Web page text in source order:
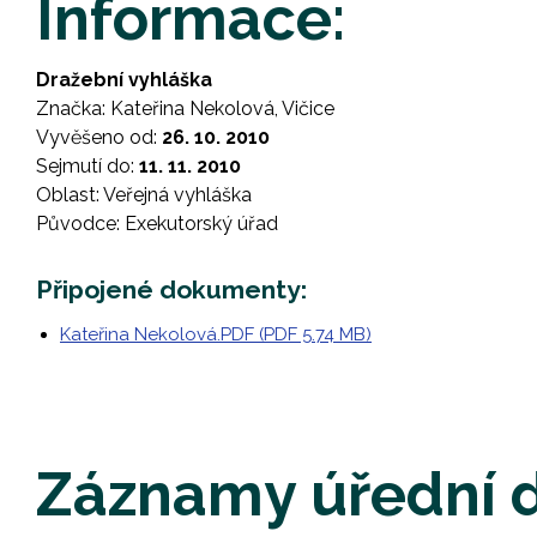
Informace:
Dražební vyhláška
Značka: Kateřina Nekolová, Vičice
Vyvěšeno od: 26. 10. 2010
Sejmutí do: 11. 11. 2010
Oblast: Veřejná vyhláška
Původce: Exekutorský úřad
Připojené dokumenty:
Kateřina Nekolová.PDF (PDF 5.74 MB)
Záznamy úřední